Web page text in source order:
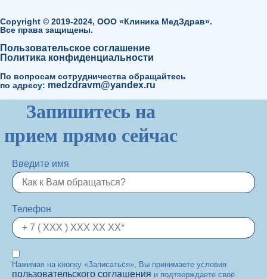
Copyright © 2019-2024, ООО «Клиника МедЗдрав».
Все права защищены.
Пользовательское соглашение
Политика конфиденциальности
По вопросам сотрудничества обращайтесь
по адресу: medzdravm@yandex.ru
Запишитесь на
прием прямо сейчас
Введите имя
Телефон
Нажимая на кнопку «Записаться», Вы принимаете условия
пользовательского соглашения и подтверждаете своё